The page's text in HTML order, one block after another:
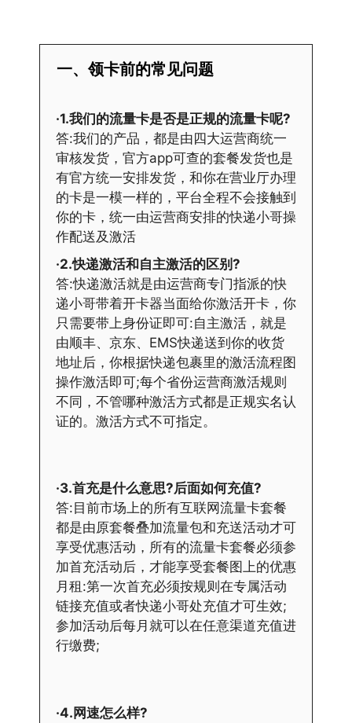
一、领卡前的常见问题
·1.我们的流量卡是否是正规的流量卡呢?
答:我们的产品，都是由四大运营商统一
审核发货，官方app可查的套餐发货也是
有官方统一安排发货，和你在营业厅办理
的卡是一模一样的，平台全程不会接触到
你的卡，统一由运营商安排的快递小哥操
作配送及激活
·2.快递激活和自主激活的区别?
答:快递激活就是由运营商专门指派的快
递小哥带着开卡器当面给你激活开卡，你
只需要带上身份证即可:自主激活，就是
由顺丰、京东、EMS快递送到你的收货
地址后，你根据快递包裹里的激活流程图
操作激活即可;每个省份运营商激活规则
不同，不管哪种激活方式都是正规实名认
证的。激活方式不可指定。
·3.首充是什么意思?后面如何充值?
答:目前市场上的所有互联网流量卡套餐
都是由原套餐叠加流量包和充送活动才可
享受优惠活动，所有的流量卡套餐必须参
加首充活动后，才能享受套餐图上的优惠
月租:第一次首充必须按规则在专属活动
链接充值或者快递小哥处充值才可生效;
参加活动后每月就可以在任意渠道充值进
行缴费;
·4.网速怎么样?